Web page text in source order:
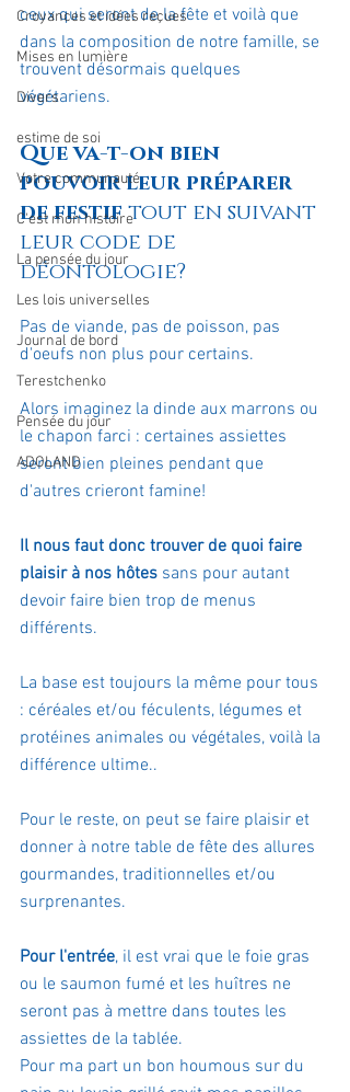
Croyances et idées reçues
Mises en lumière
Divers
estime de soi
Votre communauté
C'est mon histoire
La pensée du jour
Les lois universelles
Journal de bord
Terestchenko
Pensée du jour
ADOLAND
ceux qui seront de la fête et voilà que
dans la composition de notre famille, se
trouvent désormais quelques
végétariens.
Que va-t-on bien
pouvoir leur préparer
de festif tout en suivant
leur code de
déontologie?
Pas de viande, pas de poisson, pas
d'oeufs non plus pour certains.
Alors imaginez la dinde aux marrons ou
le chapon farci : certaines assiettes
seront bien pleines pendant que
d'autres crieront famine!
Il nous faut donc trouver de quoi faire
plaisir à nos hôtes sans pour autant
devoir faire bien trop de menus
différents.
La base est toujours la même pour tous
: céréales et/ou féculents, légumes et
protéines animales ou végétales, voilà la
différence ultime..
Pour le reste, on peut se faire plaisir et
donner à notre table de fête des allures
gourmandes, traditionnelles et/ou
surprenantes.
Pour l'entrée, il est vrai que le foie gras
ou le saumon fumé et les huîtres ne
seront pas à mettre dans toutes les
assiettes de la tablée.
Pour ma part un bon houmous sur du